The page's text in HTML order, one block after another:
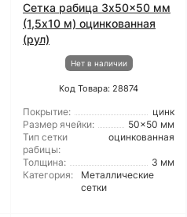
Сетка рабица 3x50x50 мм
(1,5x10 м) оцинкованная
(рул)
Нет в наличии
Код Товара: 28874
Покрытие:
цинк
Размер ячейки:
50x50 мм
Тип сетки
рабицы:
оцинкованная
Толщина:
3 мм
Категория:
Металлические
сетки